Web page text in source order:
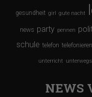
gesundheit girl gute nacht
news party pennen
schule telefon telefonieren
unterricht unterwegs
NEWS